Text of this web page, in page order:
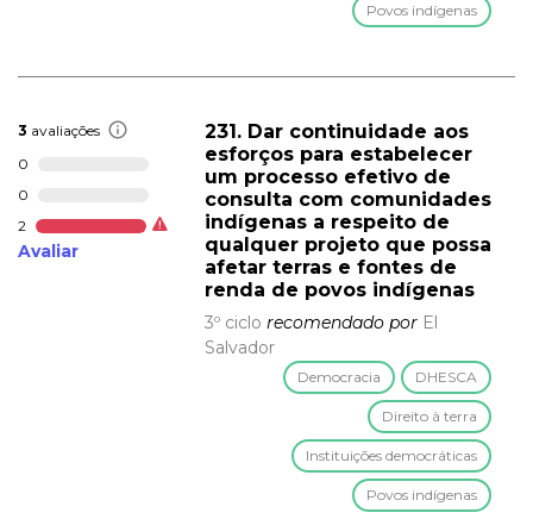
Povos indígenas
3 avaliações
0
0
2
Avaliar
231. Dar continuidade aos
esforços para estabelecer
um processo efetivo de
consulta com comunidades
indígenas a respeito de
qualquer projeto que possa
afetar terras e fontes de
renda de povos indígenas
3º ciclo recomendado por El
Salvador
Democracia DHESCA
Direito à terra
Instituições democráticas
Povos indígenas